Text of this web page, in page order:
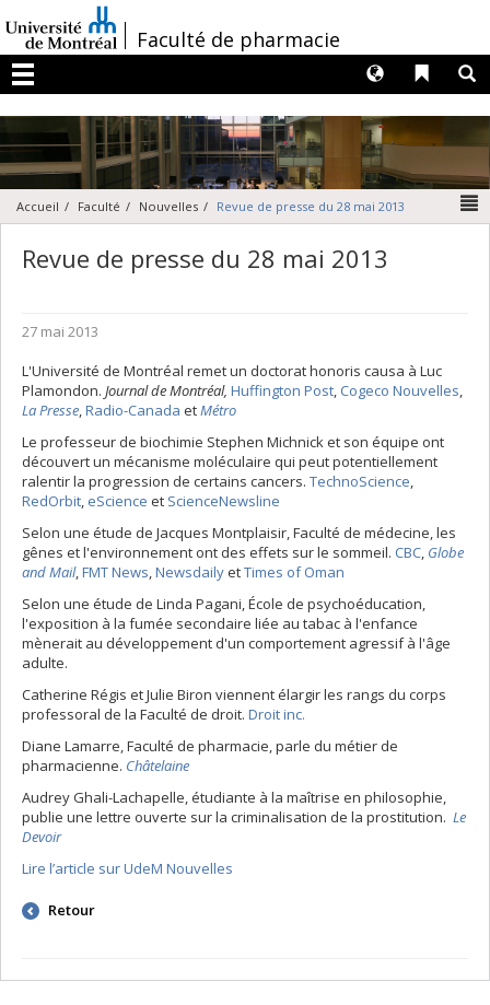
au
contenu
/Faculté de pharmacie
Menu
Liens
Langues
Accueil Faculté Nouvelles Revue de presse du 28 mai 2013
Revue de presse du 28 mai 2013
27 mai 2013
L'Université de Montréal remet un doctorat honoris causa à Luc
Plamondon. Journal de Montréal, Huffington Post, Cogeco Nouvelles,
La Presse,Radio-Canada etMétro
Le professeur de biochimie Stephen Michnick et son équipe ont
découvert un mécanisme moléculaire qui peut potentiellement
ralentir la progression de certains cancers. TechnoScience,
RedOrbit, eScience et ScienceNewsline
Selon une étude de Jacques Montplaisir, Faculté de médecine, les
gênes et l'environnement ont des effets sur le sommeil. CBC, Globe
and Mail,FMT News,NewsdailyetTimes of Oman
Selon une étude de Linda Pagani, École de psychoéducation,
l'exposition à la fumée secondaire liée au tabac à l'enfance
mènerait au développement d'un comportement agressif à l'âge
adulte.
Catherine Régis et Julie Biron viennent élargir les rangs du corps
professoral de la Faculté de droit. Droit inc.
Diane Lamarre, Faculté de pharmacie, parle du métier de
pharmacienne. Châtelaine
Audrey Ghali-Lachapelle, étudiante à la maîtrise en philosophie,
publie une lettre ouverte sur la criminalisation de la prostitution. Le
Devoir
Lire l’article sur UdeM Nouvelles
Retour